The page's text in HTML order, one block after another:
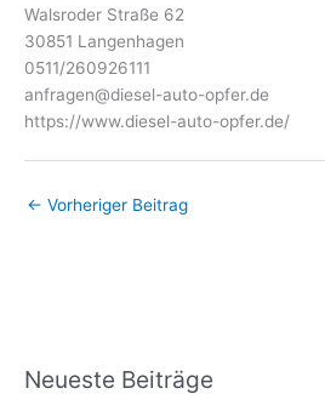
Walsroder Straße 62
30851 Langenhagen
0511/260926111
anfragen@diesel-auto-opfer.de
https://www.diesel-auto-opfer.de/
← Vorheriger Beitrag
Neueste Beiträge